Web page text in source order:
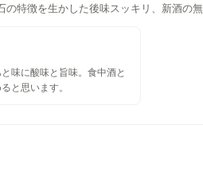
特徴を生かした後味スッキリ、新酒の無
味に酸味と旨味。食中酒と
と思います。